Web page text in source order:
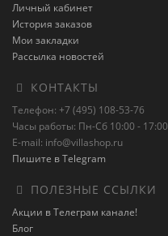
Личный кабинет
История заказов
Мои закладки
Рассылка новостей
КОНТАКТЫ
Телефон: +7 (495) 108-53-76
Часы работы: Пн-Сб 10:00 - 17:00
E-mail: info@villashop.ru
Пишите в Telegram
ПОЛЕЗНЫЕ ССЫЛКИ
Акции в Телеграм канале!
Блог